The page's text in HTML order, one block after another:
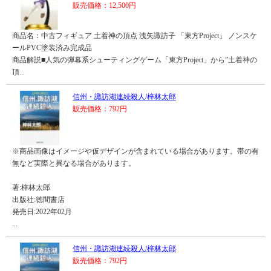
販売価格：12,500円
商品名：中古フィギュア 土着神の頂点 洩矢諏訪子 「東方Project」 ノンスケ
ールPVC塗装済み完成品
商品解説■人気の弾幕系シューティングゲーム「東方Project」から”土着神の
頂...
信州・諏訪湖連続殺人/梓林太郎
販売価格：792円
※商品画像はイメージや仮デザインが含まれている場合があります。帯の有
無など実際と異なる場合があります。
著:梓林太郎
出版社:徳間書店
発売日:2022年02月
...
信州・諏訪湖連続殺人/梓林太郎
販売価格：792円